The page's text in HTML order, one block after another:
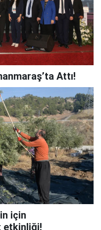
Attı!
için
etkinliği!